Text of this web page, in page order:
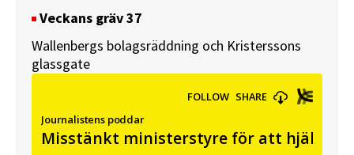
Veckans gräv 37
Wallenbergs bolagsräddning och Kristerssons
glassgate